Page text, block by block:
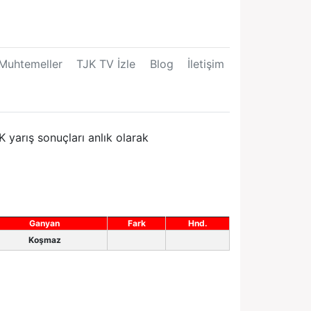
TJK TV İzle Blog İletişim
sonuçları anlık olarak
Ganyan Fark
Hnd.
Koşmaz